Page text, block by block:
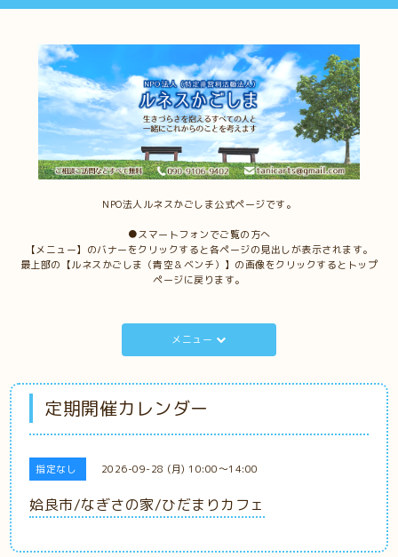
NPO法人ルネスかごしま公式ページです。
●スマートフォンでご覧の方へ
【メニュー】のバナーをクリックすると各ページの見出しが表示されます。
最上部の【ルネスかごしま（青空＆ベンチ）】の画像をクリックするとトップ
ページに戻ります。
メニュー
定期開催カレンダー
指定なし 2026-09-28 (月) 10:00～14:00
姶良市/なぎさの家/ひだまりカフェ